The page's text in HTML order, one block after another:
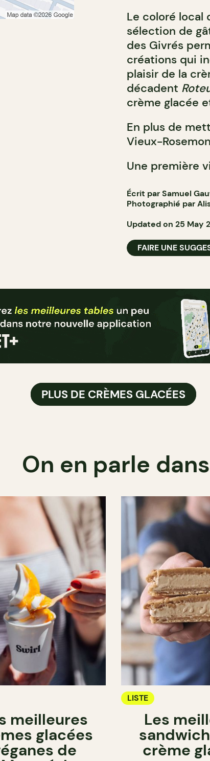
Le coloré local
sélection de
des Givrés
créations qui
plaisir de la
décadent
crème glacée
En plus de
Vieux-
Une première
Écrit par Samuel
Photographié par
Updated on 25 May
FAIRE UNE
PLUS DE CRÈMES GLACÉES
On en parle dans
meilleures
glacées
de
LISTE
Les
crème